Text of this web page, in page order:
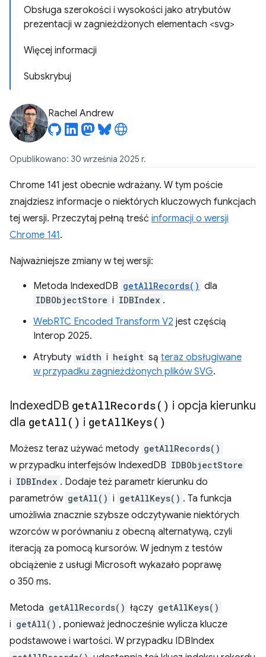
Obsługa szerokości i wysokości jako atrybutów
prezentacji w zagnieżdżonych elementach <svg>
Więcej informacji
Subskrybuj
Rachel Andrew
Opublikowano: 30 września 2025 r.
Chrome 141 jest obecnie wdrażany. W tym poście
znajdziesz informacje o niektórych kluczowych funkcjach
tej wersji. Przeczytaj pełną treść informacji o wersji
Chrome 141.
Najważniejsze zmiany w tej wersji:
Metoda IndexedDB getAllRecords() dla
IDBObjectStore i IDBIndex .
WebRTC Encoded Transform V2 jest częścią
Interop 2025.
Atrybuty width i height są teraz obsługiwane
w przypadku zagnieżdżonych plików SVG.
IndexedDB getAllRecords( ) i opcja kierunku
dla getAll( ) i getAllKeys( )
Możesz teraz używać metody getAllRecords()
w przypadku interfejsów IndexedDB IDBObjectStore
i IDBIndex . Dodaje też parametr kierunku do
parametrów getAll() i getAllKeys() . Ta funkcja
umożliwia znacznie szybsze odczytywanie niektórych
wzorców w porównaniu z obecną alternatywą, czyli
iteracją za pomocą kursorów. W jednym z testów
obciążenie z usługi Microsoft wykazało poprawę
o 350 ms.
Metoda getAllRecords() łączy getAllKeys()
i getAll() , ponieważ jednocześnie wylicza klucze
podstawowe i wartości. W przypadku IDBIndex